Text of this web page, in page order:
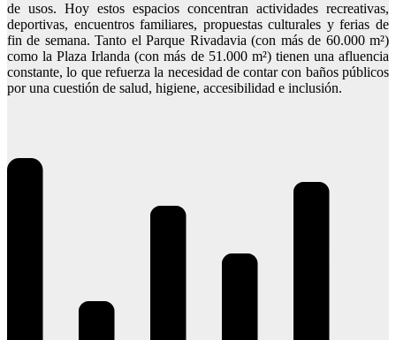
de usos. Hoy estos espacios concentran actividades recreativas,
deportivas, encuentros familiares, propuestas culturales y ferias de
fin de semana. Tanto el Parque Rivadavia (con más de 60.000 m²)
como la Plaza Irlanda (con más de 51.000 m²) tienen una afluencia
constante, lo que refuerza la necesidad de contar con baños públicos
por una cuestión de salud, higiene, accesibilidad e inclusión.